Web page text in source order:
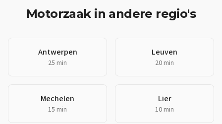
Motorzaakin andere regio's
Antwerpen
25 min
Leuven
20 min
Mechelen
15 min
Lier
10 min